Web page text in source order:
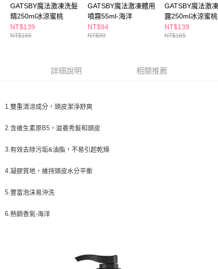
權轉讓予恩沛科技股份有限公司。
２．關於個人資料處理事宜，請瀏覽以下網址：
https://aftee.tw/terms/#terms3
３．未成年的使用者請事先徵得法定代理人或監護人之同意方可使用
「AFTEE先享後付」，若未經同意申辦者引起之損失，本公司不負相關責
時審查核予不同之上限額度；若仍有額度不足之情形，本公司將視審查結果
請求用戶進行身份認證。
付款後7-11取貨
每筆NT$65，滿NT$490(含以上)免運費
宅配(本島)
付款後寶雅門市自取(由倉庫統一出貨)
GATSBY魔法激凍洗髮
精250ml冰涼蜜桃
NT$139
NT$165
GATSBY魔法激凍體用
噴霧55ml-海洋
NT$94
NT$99
GATSBY魔法激
露250ml冰涼蜜桃
NT$139
NT$165
詳細說明 相關推薦
1.雙重清涼成分，頭皮潔淨舒爽
2.含維生素原B5，滋養秀髮和頭皮
3.有效去除污垢&油脂，不易引起乾燥
4.凝膠質地，維持頭皮水分平衡
5.豐富泡沫易沖洗
6.熱銷香氣-海洋